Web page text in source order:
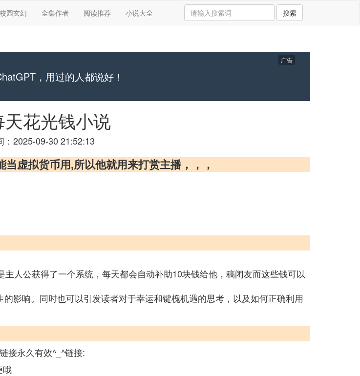
校园玄幻 全集作者 阅读推荐 小说大全 搜索
，用过的人都说好！
广告
天花光钱小说
：2025-09-30 21:52:13
虚拟货币用,所以他就用来打赏主播，，，
人公获得了一个系统，每天都会自动补助10块钱给他，稿闭友而这些钱可以
影响。同时也可以引发读者对于幸运和键槐机遇的思考，以及如何正确利用
接永久有效^_^链接:
哦